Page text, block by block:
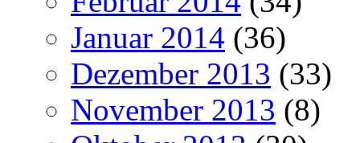
Januar 2014 (36)
Dezember 2013 (33)
November 2013 (8)